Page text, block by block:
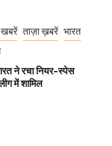
खबरें ताज़ा ख़बरें भारत
ने रचा नियर-स्पेस
में शामिल